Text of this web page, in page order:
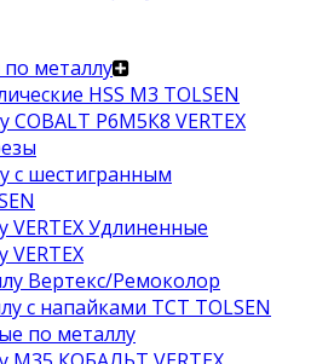
металлу
HSS M3 TOLSEN
COBALT Р6М5К8 VERTEX
с шестигранным
VERTEX Удлиненные
Вертекс/Ремоколор
с напайками TCT TOLSEN
по металлу